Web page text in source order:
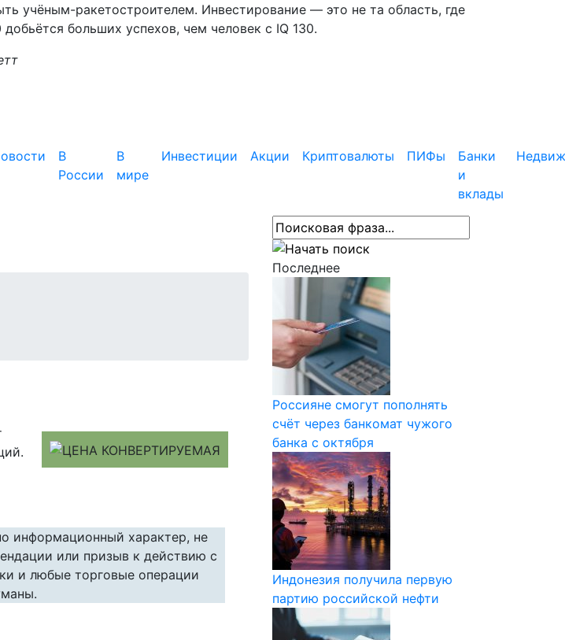
учёным-ракетостроителем. Инвестирование — это не та область, где
добьётся больших успехов, чем человек с IQ 130.
В
России
В
мире
Инвестиции Акции Криптовалюты ПИФы
Банки
и
вклады
информационный характер, не
или призыв к действию с
и любые торговые операции
Последнее
Россияне смогут пополнять
счёт через банкомат чужого
банка с октября
Индонезия получила первую
партию российской нефти